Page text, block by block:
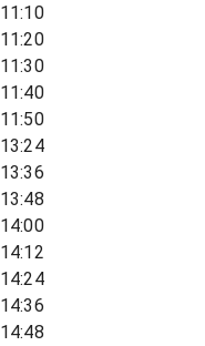
11:10
11:20
11:30
11:40
11:50
13:24
13:36
13:48
14:00
14:12
14:24
14:36
14:48